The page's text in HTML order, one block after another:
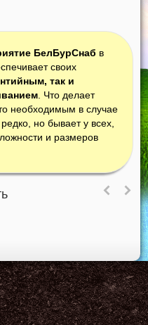
БелБурСнаб в
своих
так и
. Что делает
необходимым в случае
но бывает у всех,
и размеров